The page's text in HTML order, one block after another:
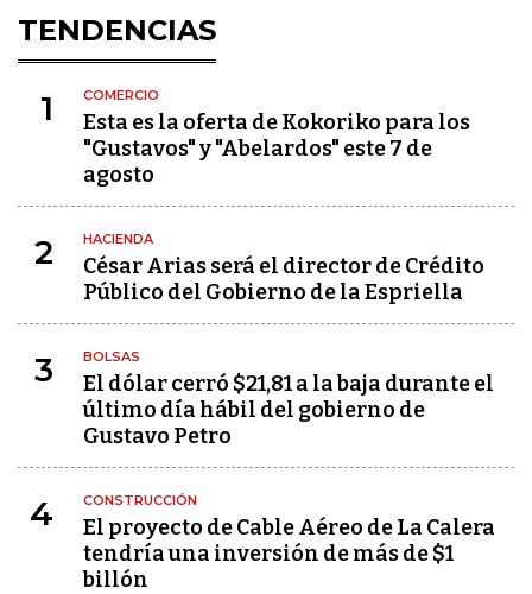
TENDENCIAS
1 COMERCIO
Esta es la oferta de Kokoriko para los
"Gustavos" y "Abelardos" este 7 de
agosto
2 HACIENDA
César Arias será el director de Crédito
Público del Gobierno de la Espriella
3 BOLSAS
El dólar cerró $21,81 a la baja durante el
último día hábil del gobierno de
Gustavo Petro
4 CONSTRUCCIÓN
El proyecto de Cable Aéreo de La Calera
tendría una inversión de más de $1
billón